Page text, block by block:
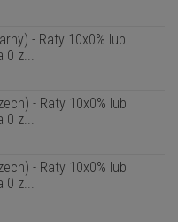
- Raty 10x0% lub
0 z...
- Raty 10x0% lub
0 z...
- Raty 10x0% lub
0 z...